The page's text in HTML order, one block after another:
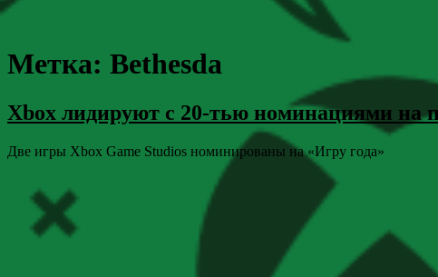
Метка: Bethesda
Xbox лидируют с 20-тью номинациями на
Две игры Xbox Game Studios номинированы на «Игру года»